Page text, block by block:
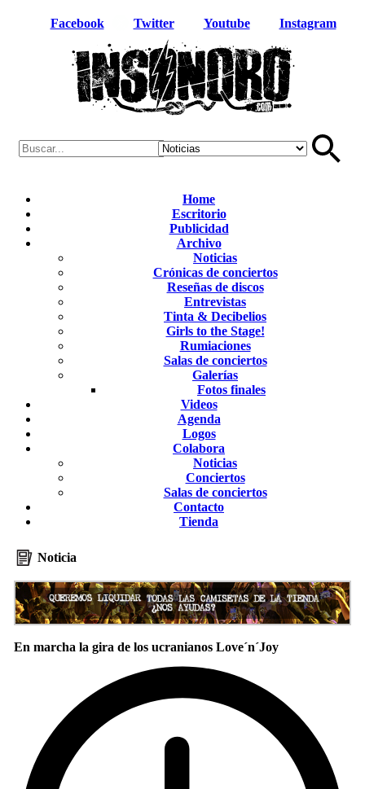
Facebook Twitter Youtube Instagram
Home
Escritorio
Publicidad
Archivo
Noticias
Crónicas de conciertos
Reseñas de discos
Entrevistas
Tinta & Decibelios
Girls to the Stage!
Rumiaciones
Salas de conciertos
Galerías
Fotos finales
Videos
Agenda
Logos
Colabora
Noticias
Conciertos
Salas de conciertos
Contacto
Tienda
Noticia
En marcha la gira de los ucranianos Love´n´Joy